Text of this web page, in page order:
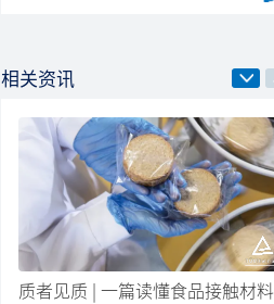
CE标识
CE标识
详情请咨询客服
相关资讯
质者见质 | 一篇读懂食品接触材料